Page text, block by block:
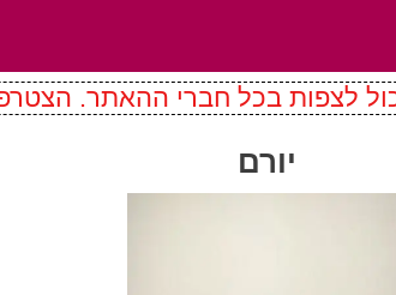
לצפות בכל חברי ההאתר.
יורם